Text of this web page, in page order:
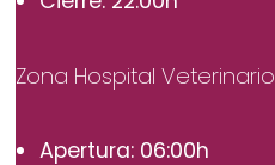
Zona Hospital Veterinario
Apertura: 06:00h